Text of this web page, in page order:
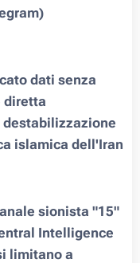
dati senza
diretta
islamica dell'Iran
sionista "15"
Intelligence
limitano a